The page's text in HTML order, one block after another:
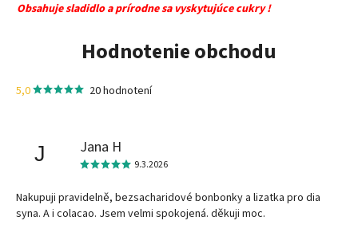
Obsahuje sladidlo a prírodne sa vyskytujúce cukry !
Hodnotenie obchodu
5,0 20 hodnotení
J Jana H
9.3.2026
Nakupuji pravidelně, bezsacharidové bonbonky a lizatka pro dia
syna. A i colacao. Jsem velmi spokojená. děkuji moc.